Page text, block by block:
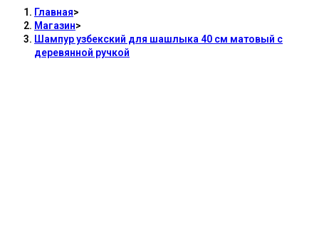
Главная>
Магазин>
Шампур узбекский для шашлыка 40 см матовый с
деревянной ручкой